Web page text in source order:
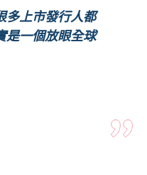
多上市發行人都
是一個放眼全球